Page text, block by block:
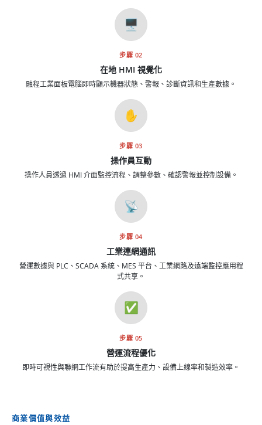
🖥️
步驟 02
在地 HMI 視覺化
融程工業面板電腦即時顯示機器狀態、警報、診斷資訊和生產數據。
✋
步驟 03
操作員互動
操作人員透過 HMI 介面監控流程、調整參數、確認警報並控制設備。
📡
步驟 04
工業連網通訊
營運數據與 PLC、SCADA 系統、MES 平台、工業網路及遠端監控應用程
式共享。
✅
步驟 05
營運流程優化
即時可視性與聯網工作流有助於提高生產力、設備上線率和製造效率。
商業價值與效益